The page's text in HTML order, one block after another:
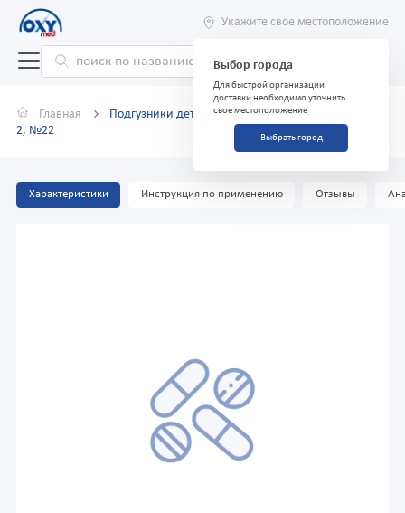
Укажите свое местоположение
Выбор города
Для быстрой организации
доставки необходимо уточнить
свое местоположение
Выбрать город
Главная
Подгузники детские Baby Diapers Premium, размер
2, №22
Характеристики Инструкция по применению Отзывы